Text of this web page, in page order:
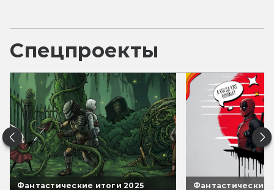
Спецпроекты
Фантастические итоги 2025 Фантастические